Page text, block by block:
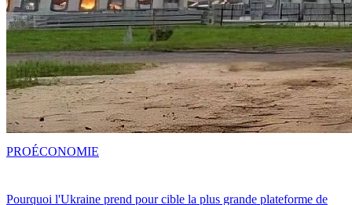
Pourquoi l'Ukraine prend pour cible la plus grande plateforme de
PROÉCONOMIE